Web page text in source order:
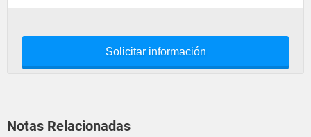
Solicitar información
Notas Relacionadas